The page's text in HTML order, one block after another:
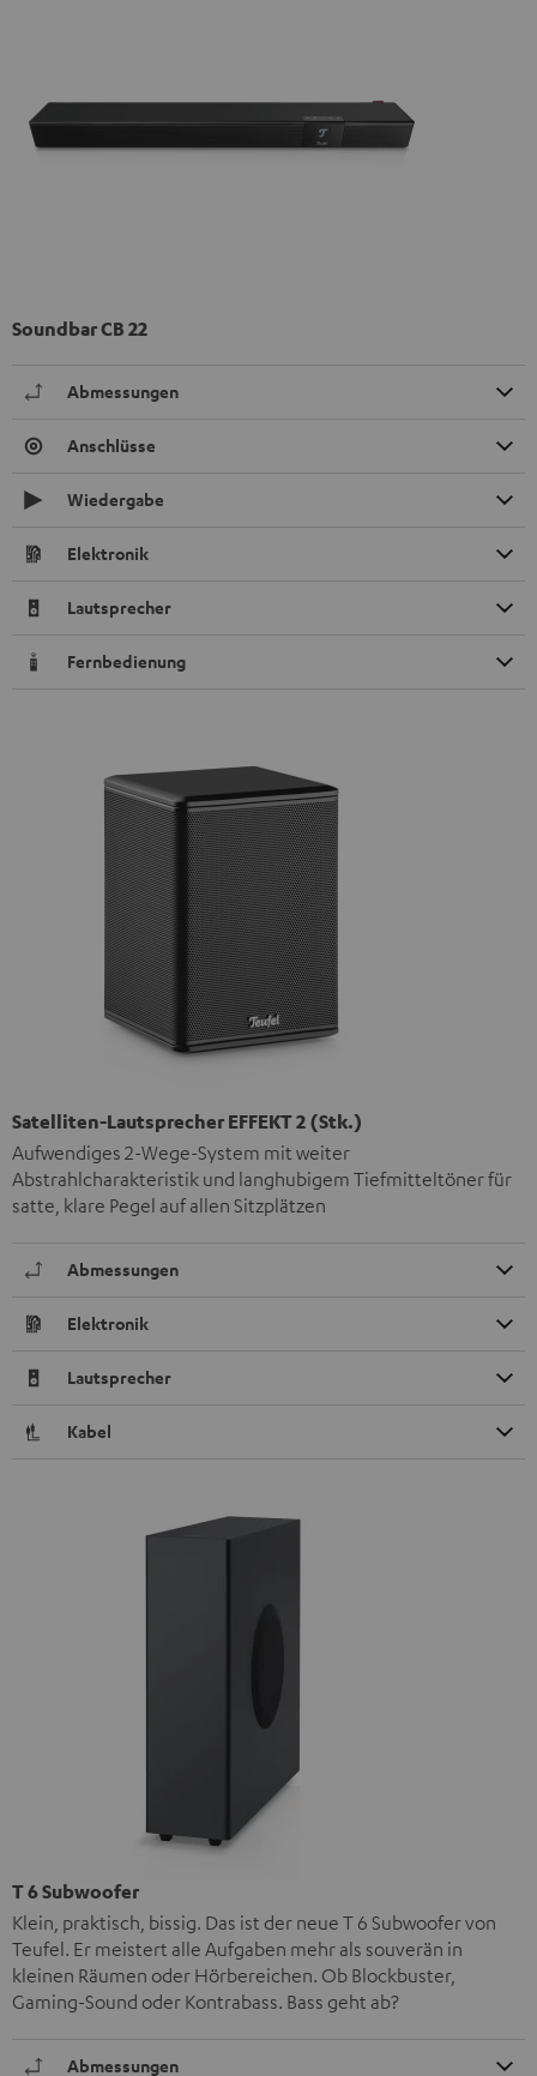
Soundbar CB 22
Abmessungen
Anschlüsse
Wiedergabe
Elektronik
Lautsprecher
Fernbedienung
Satelliten-Lautsprecher EFFEKT 2 (Stk.)
Aufwendiges 2-Wege-System mit weiter
Abstrahlcharakteristik und langhubigem Tiefmitteltöner für
satte, klare Pegel auf allen Sitzplätzen
Abmessungen
Elektronik
Lautsprecher
Kabel
T 6 Subwoofer
Klein, praktisch, bissig. Das ist der neue T 6 Subwoofer von
Teufel. Er meistert alle Aufgaben mehr als souverän in
kleinen Räumen oder Hörbereichen. Ob Blockbuster,
Gaming-Sound oder Kontrabass. Bass geht ab?
Abmessungen